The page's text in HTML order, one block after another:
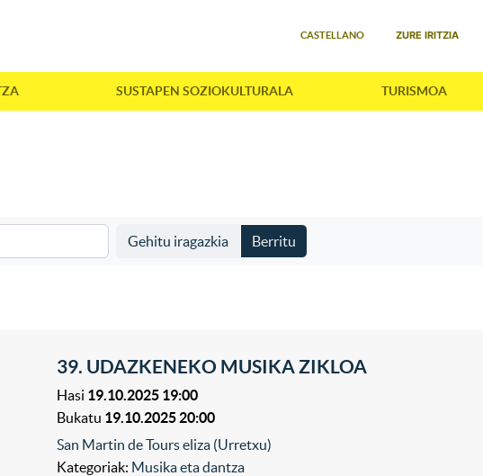
CASTELLANO ZURE IRITZIA
SUSTAPEN SOZIOKULTURALA TURISMOA
Gehitu iragazkia Berritu
39. UDAZKENEKO MUSIKA ZIKLOA
Hasi 19.10.2025 19:00
Bukatu 19.10.2025 20:00
San Martin de Tours eliza (Urretxu)
Kategoriak: Musika eta dantza